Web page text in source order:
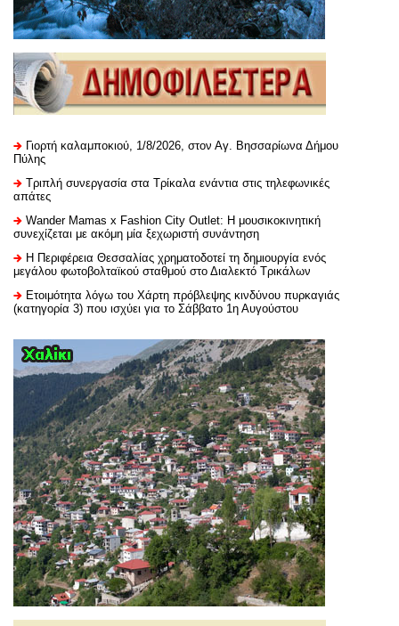
Γιορτή καλαμποκιού, 1/8/2026, στον Αγ. Βησσαρίωνα Δήμου
Πύλης
Τριπλή συνεργασία στα Τρίκαλα ενάντια στις τηλεφωνικές
απάτες
Wander Mamas x Fashion City Outlet: Η μουσικοκινητική
συνεχίζεται με ακόμη μία ξεχωριστή συνάντηση
H Περιφέρεια Θεσσαλίας χρηματοδοτεί τη δημιουργία ενός
μεγάλου φωτοβολταϊκού σταθμού στο Διαλεκτό Τρικάλων
Ετοιμότητα λόγω του Χάρτη πρόβλεψης κινδύνου πυρκαγιάς
(κατηγορία 3) που ισχύει για το Σάββατο 1η Αυγούστου